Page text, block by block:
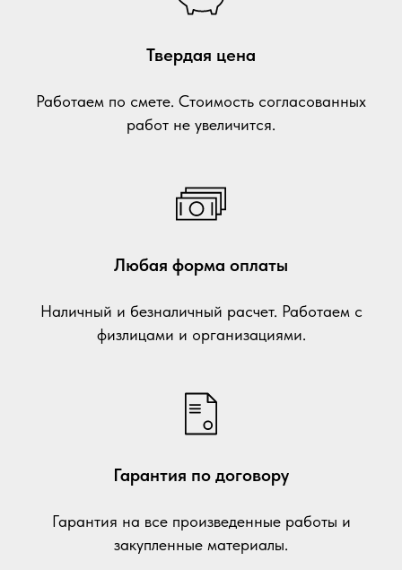
Твердая цена
Работаем по смете. Стоимость согласованных
работ не увеличится.
Любая форма оплаты
Наличный и безналичный расчет. Работаем с
физлицами и организациями.
Гарантия по договору
Гарантия на все произведенные работы и
закупленные материалы.